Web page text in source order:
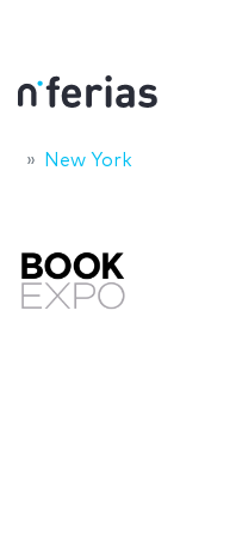
New York